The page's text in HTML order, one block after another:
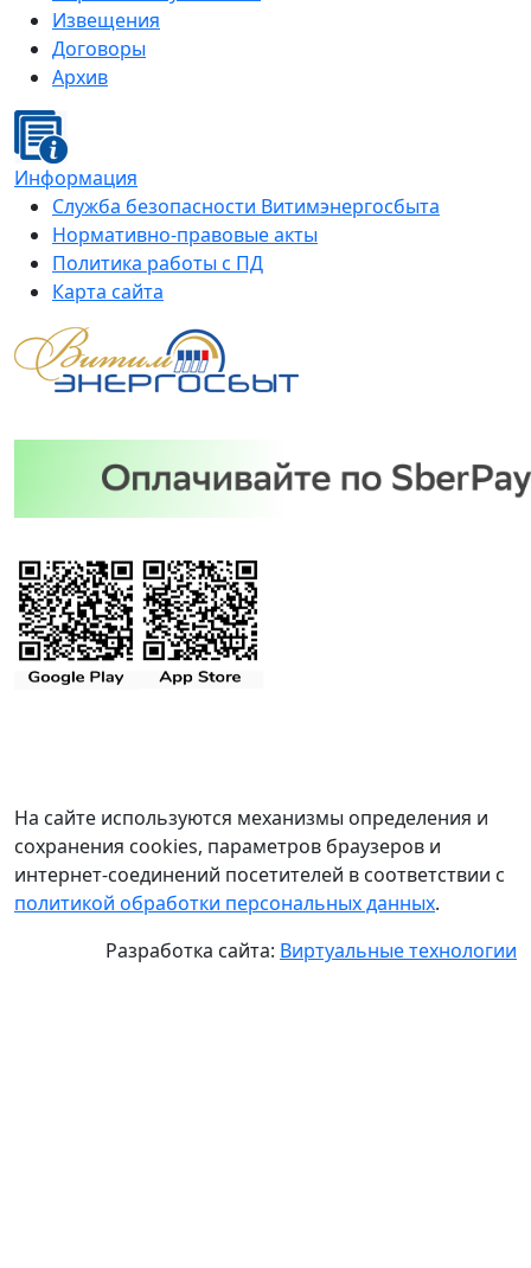
Извещения
Договоры
Архив
Информация
Служба безопасности Витимэнергосбыта
Нормативно-правовые акты
Политика работы с ПД
Карта сайта
На сайте используются механизмы определения и
сохранения cookies, параметров браузеров и
интернет-соединений посетителей в соответствии с
политикой обработки персональных данных.
Разработка сайта: Виртуальные технологии